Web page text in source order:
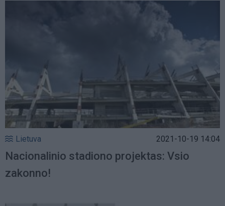
Lietuva 2021-10-19 14:04
Nacionalinio stadiono projektas: Vsio
zakonno!